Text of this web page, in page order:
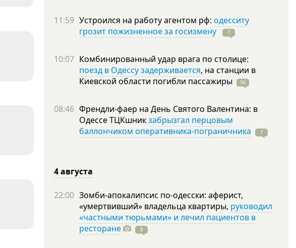
11:59 Устроился на работу агентом рф: одесситу
грозит пожизненное за госизмену
7
10:07 Комбинированный удар врага по столице:
поезд в Одессу задерживается, на станции в
Киевской области погибли пассажиры 56
08:46 Френдли-фаер на День Святого Валентина: в
Одессе ТЦКшникзабрызгал перцовым
баллончиком оперативника-пограничника
7
4 августа
22:00 Зомби-апокалипсис по-одесски: аферист,
«умертвивший» владельца квартиры, руководил
«частными тюрьмами» и лечил пациентов в
ресторане
8